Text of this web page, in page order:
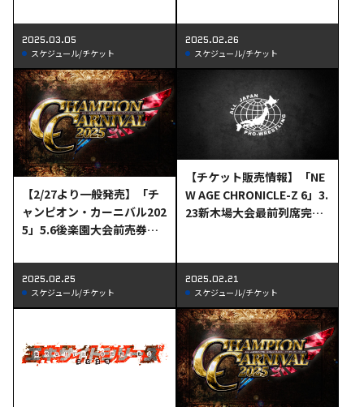
2025.03.05
スケジュール/チケット
2025.02.26
スケジュール/チケット
【2/27より一般発売】「チ
ャンピオン・カーニバル202
5」5.6後楽園大会前売券一
2025.02.25
スケジュール/チケット
【チケット販売情報】「NE
W AGE CHRONICLE-Z 6」3.
23新木場大会最前列席完
2025.02.21
スケジュール/チケット